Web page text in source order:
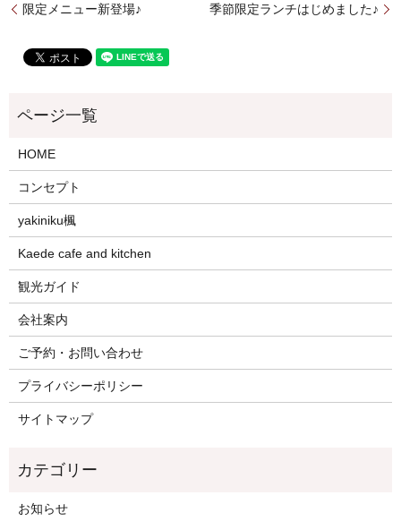
限定メニュー新登場♪ 季節限定ランチはじめました♪
HOME
コンセプト
yakiniku楓
Kaede cafe and kitchen
観光ガイド
会社案内
ご予約・お問い合わせ
プライバシーポリシー
サイトマップ
お知らせ